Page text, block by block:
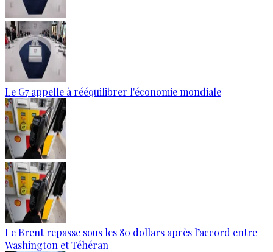
Le G7 appelle à rééquilibrer l'économie mondiale
Le Brent repasse sous les 80 dollars après l’accord entre
Washington et Téhéran